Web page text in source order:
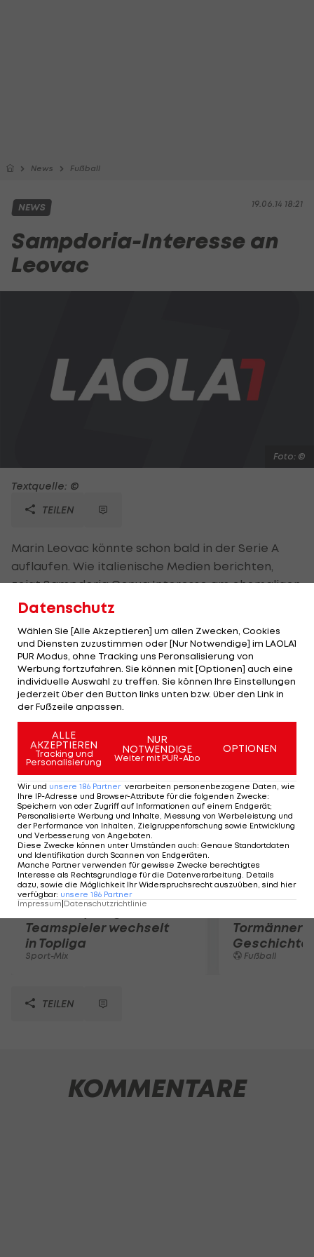
News Fußball
19.06.14 18:21
NEWS
Sampdoria-Interesse an
Leovac
Foto: ©
Textquelle: ©
TEILEN
Marin Leovac könnte schon bald in der Serie A
auflaufen. Wie italienische Medien berichten,
zeigt Sampdoria Genua Interesse am ehemaligen
Austria-Wien-Linksfuß. Der 25-Jährige spielte mit
Champions League, bevor er im Winter zu HNK
Rijeka in die kroatische Liga wechselte. Leovac
verfügt über die österreichische
Staatsbürgerschaft und ist auch für das
Nationalteam spielberechtigt.
Mehr zum Thema
Karrieresprung! ÖVV-
Teamspieler wechselt
in Topliga
Sport-Mix
Tormänner
Geschichte
Fußball
TEILEN
KOMMENTARE
Datenschutz
Wählen Sie [Alle Akzeptieren] um allen Zwecken, Cookies
und Diensten zuzustimmen oder [Nur Notwendige] im LAOLA1
PUR Modus, ohne Tracking uns Peronsalisierung von
Werbung fortzufahren. Sie können mit [Optionen] auch eine
individuelle Auswahl zu treffen. Sie können Ihre Einstellungen
jederzeit über den Button links unten bzw. über den Link in
der Fußzeile anpassen.
ALLE
AKZEPTIEREN
Tracking und
Personalisierung
NUR
NOTWENDIGE
Weiter mit PUR-Abo
OPTIONEN
Wir und unsere 186 Partner verarbeiten personenbezogene Daten, wie
Ihre IP-Adresse und Browser-Attribute für die folgenden Zwecke:
Speichern von oder Zugriff auf Informationen auf einem Endgerät;
Personalisierte Werbung und Inhalte, Messung von Werbeleistung und
der Performance von Inhalten, Zielgruppenforschung sowie Entwicklung
und Verbesserung von Angeboten.
Diese Zwecke können unter Umständen auch: Genaue Standortdaten
und Identifikation durch Scannen von Endgeräten.
Manche Partner verwenden für gewisse Zwecke berechtigtes
Interesse als Rechtsgrundlage für die Datenverarbeitung. Details
dazu, sowie die Möglichkeit Ihr Widerspruchsrecht auszuüben, sind hier
verfügbar: unsere 186 Partner
Impressum Datenschutzrichtlinie